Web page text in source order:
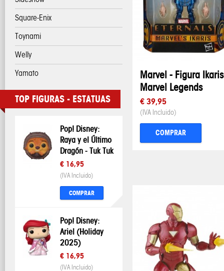
Square-Enix
Toynami
Welly
Yamato
TOP FIGURAS - ESTATUAS
Pop! Disney:
Raya y el Último
Dragón - Tuk Tuk
€ 16,95
(IVA Incluido)
COMPRAR
Pop! Disney:
Ariel (Holiday
2025)
€ 16,95
(IVA Incluido)
Marvel - Figura Ikaris
Marvel Legends
€ 39,95
(IVA Incluido)
COMPRAR